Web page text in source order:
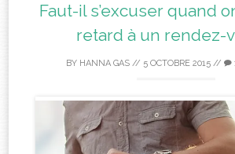
Faut-il s’excuser quand
retard à un rendez-
BY HANNA GAS // 5 OCTOBRE 2015 //